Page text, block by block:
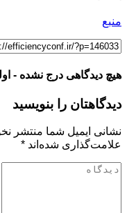
منبع
هیچ دیدگاهی درج نشده -
دیدگاهتان را بنویسید
نشانی ایمیل شما منتشر
علامت‌گذاری شده‌اند *